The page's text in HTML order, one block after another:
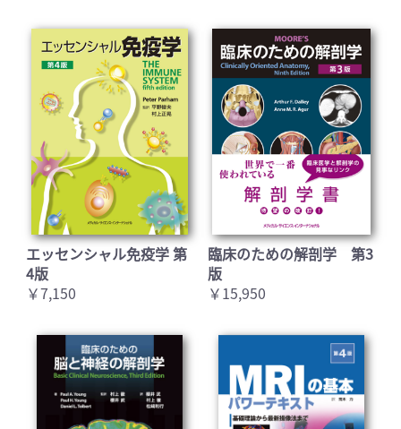
お買い物を続ける カートへ進む
エッセンシャル免疫学 第
4版
￥7,150
臨床のための解剖学 第3
版
￥15,950